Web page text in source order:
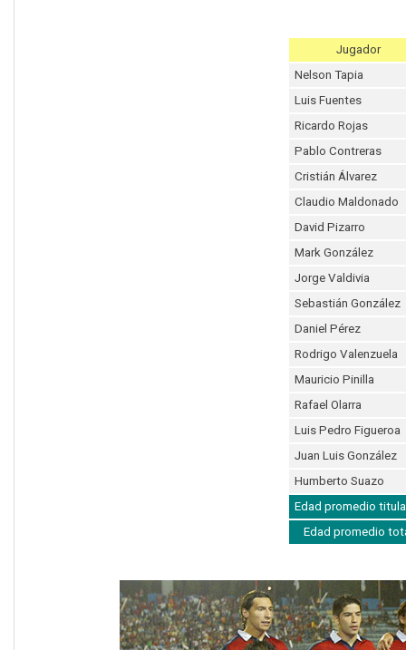
Jugador
Nelson Tapia
Luis Fuentes
Ricardo Rojas
Pablo Contreras
Cristián Álvarez
Claudio Maldonado
David Pizarro
Mark González
Jorge Valdivia
Sebastián González
Daniel Pérez
Rodrigo Valenzuela
Mauricio Pinilla
Rafael Olarra
Luis Pedro Figueroa
Juan Luis González
Humberto Suazo
Edad promedio
Edad promedio